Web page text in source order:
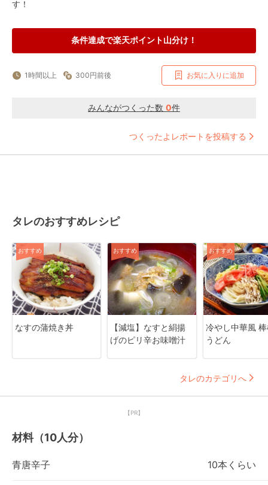
す！
条件達成で楽天ポイント山分け！
1時間以上 300円前後 お気に入りに追加
みんながつくった数 0件
つくったよレポートを投稿する
タレのおすすめレシピ
おすすめ
なすの蒲焼き丼
おすすめ
【減塩】なすと絹揚
げのピリ辛お味噌汁
おすすめ
冷やし中華風
うどん
タレのカテゴリへ
【PR】
材料（10人分）
青唐辛子 10本くらい